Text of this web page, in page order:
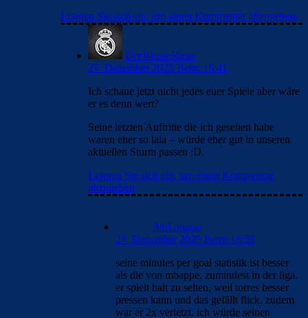
Loggen Sie sich ein, um einen Kommentar abzugeben
DerWeisseRiese
27. Dezember 2025 Beim 16:41
Ich schaue jetzt nicht jedes euer Spiele aber wäre
er es denn wert?
Seine letzten Auftritte die ich gesehen habe
waren eher so lala – würde eher gut in unseren
aktuellen Sturm passen :D.
Loggen Sie sich ein, um einen Kommentar
abzugeben
AlaLongue
27. Dezember 2025 Beim 16:55
seine minutes per goal statistik ist besser
als die von mbappe, zumindest in der liga.
er spielt halt zu selten, weil torres besser
pressen kann und das gefällt flick. zudem
war er 2x verletzt. ich würde seinen